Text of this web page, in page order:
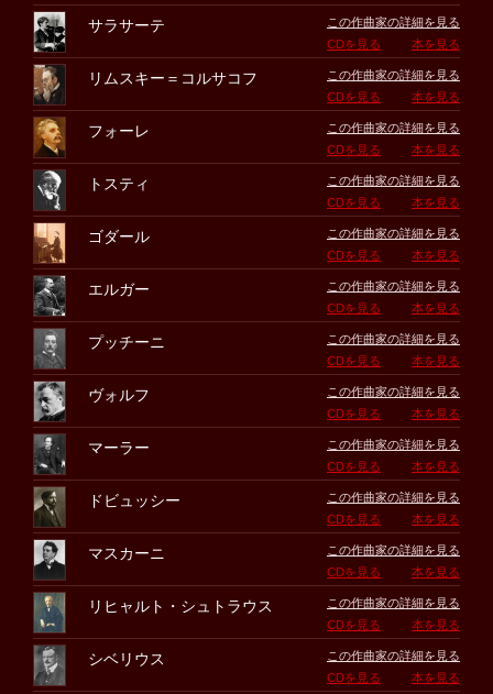
サラサーテ
この作曲家の詳細を見る
CDを見る
本を見る
リムスキー＝コルサコフ
この作曲家の詳細を見る
CDを見る
本を見る
フォーレ
この作曲家の詳細を見る
CDを見る
本を見る
トスティ
この作曲家の詳細を見る
CDを見る
本を見る
ゴダール
この作曲家の詳細を見る
CDを見る
本を見る
エルガー
この作曲家の詳細を見る
CDを見る
本を見る
プッチーニ
この作曲家の詳細を見る
CDを見る
本を見る
ヴォルフ
この作曲家の詳細を見る
CDを見る
本を見る
マーラー
この作曲家の詳細を見る
CDを見る
本を見る
ドビュッシー
この作曲家の詳細を見る
CDを見る
本を見る
マスカーニ
この作曲家の詳細を見る
CDを見る
本を見る
リヒャルト・シュトラウス
この作曲家の詳細を見る
CDを見る
本を見る
シベリウス
この作曲家の詳細を見る
CDを見る
本を見る